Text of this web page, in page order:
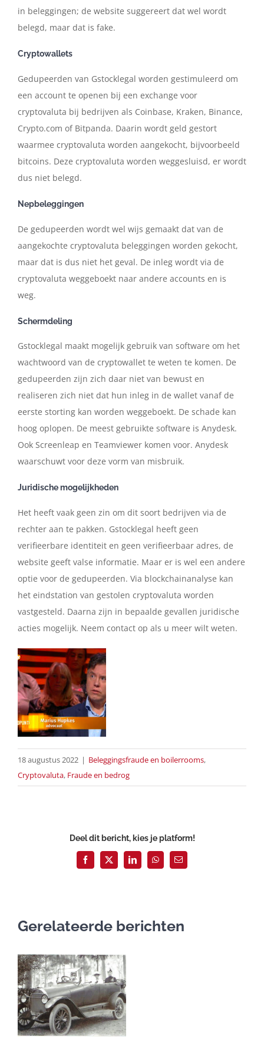
in beleggingen; de website suggereert dat wel wordt
belegd, maar dat is fake.
Cryptowallets
Gedupeerden van Gstocklegal worden gestimuleerd om
een account te openen bij een exchange voor
cryptovaluta bij bedrijven als Coinbase, Kraken, Binance,
Crypto.com of Bitpanda. Daarin wordt geld gestort
waarmee cryptovaluta worden aangekocht, bijvoorbeeld
bitcoins. Deze cryptovaluta worden weggesluisd, er wordt
dus niet belegd.
Nepbeleggingen
De gedupeerden wordt wel wijs gemaakt dat van de
aangekochte cryptovaluta beleggingen worden gekocht,
maar dat is dus niet het geval. De inleg wordt via de
cryptovaluta weggeboekt naar andere accounts en is
weg.
Schermdeling
Gstocklegal maakt mogelijk gebruik van software om het
wachtwoord van de cryptowallet te weten te komen. De
gedupeerden zijn zich daar niet van bewust en
realiseren zich niet dat hun inleg in de wallet vanaf de
eerste storting kan worden weggeboekt. De schade kan
hoog oplopen. De meest gebruikte software is Anydesk.
Ook Screenleap en Teamviewer komen voor. Anydesk
waarschuwt voor deze vorm van misbruik.
Juridische mogelijkheden
Het heeft vaak geen zin om dit soort bedrijven via de
rechter aan te pakken. Gstocklegal heeft geen
verifieerbare identiteit en geen verifieerbaar adres, de
website geeft valse informatie. Maar er is wel een andere
optie voor de gedupeerden. Via blockchainanalyse kan
het eindstation van gestolen cryptovaluta worden
vastgesteld. Daarna zijn in bepaalde gevallen juridische
acties mogelijk. Neem contact op als u meer wilt weten.
18 augustus 2022 | Beleggingsfraude en boilerrooms,
Cryptovaluta, Fraude en bedrog
Deel dit bericht, kies je platform!
Facebook
X LinkedInWhatsApp
E-
Gerelateerde berichten